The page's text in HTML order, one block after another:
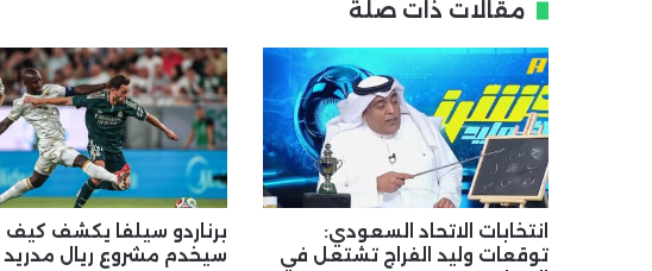
مقالات ذات صلة
انتخابات الاتحاد السعودي:
توقعات وليد الفراج تشتعل في
برناردو سيلفا يكشف كيف
سيخدم مشروع ريال مدريد